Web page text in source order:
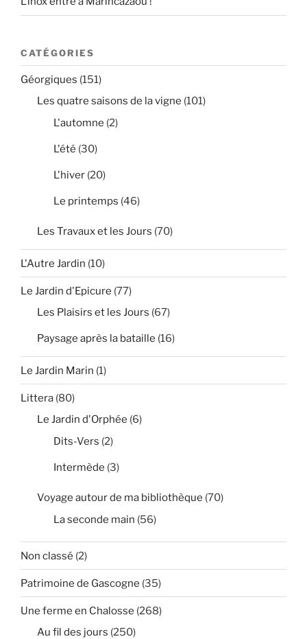
CATÉGORIES
Géorgiques (151)
Les quatre saisons de la vigne (101)
L'automne (2)
L'été (30)
L'hiver (20)
Le printemps (46)
Les Travaux et les Jours (70)
L'Autre Jardin (10)
Le Jardin d'Epicure (77)
Les Plaisirs et les Jours (67)
Paysage après la bataille (16)
Le Jardin Marin (1)
Littera (80)
Le Jardin d'Orphée (6)
Dits-Vers (2)
Intermède (3)
Voyage autour de ma bibliothèque (70)
La seconde main (56)
Non classé (2)
Patrimoine de Gascogne (35)
Une ferme en Chalosse (268)
Au fil des jours (250)